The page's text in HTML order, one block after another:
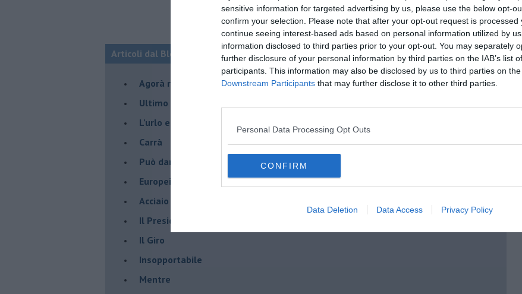
sensitive information for targeted advertising by us, please use the below opt-
confirm your selection. Please note that after your opt-out request is processed
continue seeing interest-based ads based on personal information utilized by
information disclosed to third parties prior to your opt-out. You may separately
further disclosure of your personal information by third parties on the IAB’s list
participants. This information may also be disclosed by us to third parties on the
Downstream Participants that may further disclose it to other third parties.
Personal Data Processing Opt Outs
CONFIRM
Data Deletion Data Access Privacy Policy
Articoli dal Blog “Pensieri della domenica” di Libero Venturi
​Agorà reloaded
Ultimo
​L’urlo e gli inglesi
Carrà
Può darsi
Europei
Acciaio
Il Presidente
​Il Giro
Insopportabile
​Mentre